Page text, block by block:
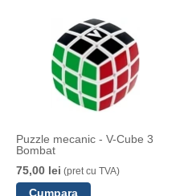
Puzzle mecanic - V-Cube 3
Bombat
75,00 lei (pret cu TVA)